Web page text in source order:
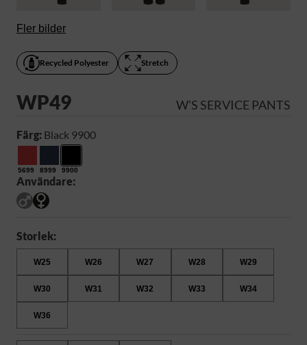
Fler bilder
Recycled Polyester Stretch
WP49 W'S SERVICE PANTS
Färg: Black 9900
5699 8999 9900
Användare:
Storlek:
W25 W26 W27 W28 W29
W30 W31 W32 W33 W34
W36